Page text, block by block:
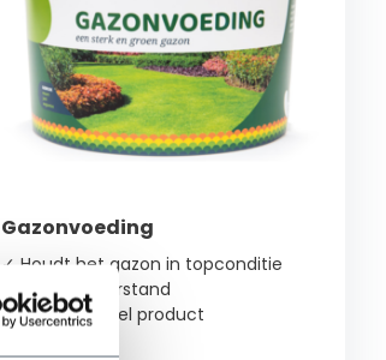
Gazonvoeding
✓ Houdt het gazon in topconditie
✓ Goede weerstand
✓ Professioneel product